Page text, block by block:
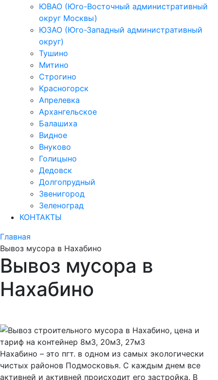
ЮВАО (Юго-Восточный административный
округ Москвы)
ЮЗАО (Юго-Западный административный
округ)
Тушино
Митино
Строгино
Красногорск
Апрелевка
Архангельское
Балашиха
Видное
Внуково
Голицыно
Дедовск
Долгопрудный
Звенигород
Зеленоград
КОНТАКТЫ
Главная
Вывоз мусора в Нахабино
Вывоз мусора в
Нахабино
Нахабино – это пгт. в одном из самых экологически
чистых районов Подмосковья. С каждым днем все
активней и активней происходит его застройка. В